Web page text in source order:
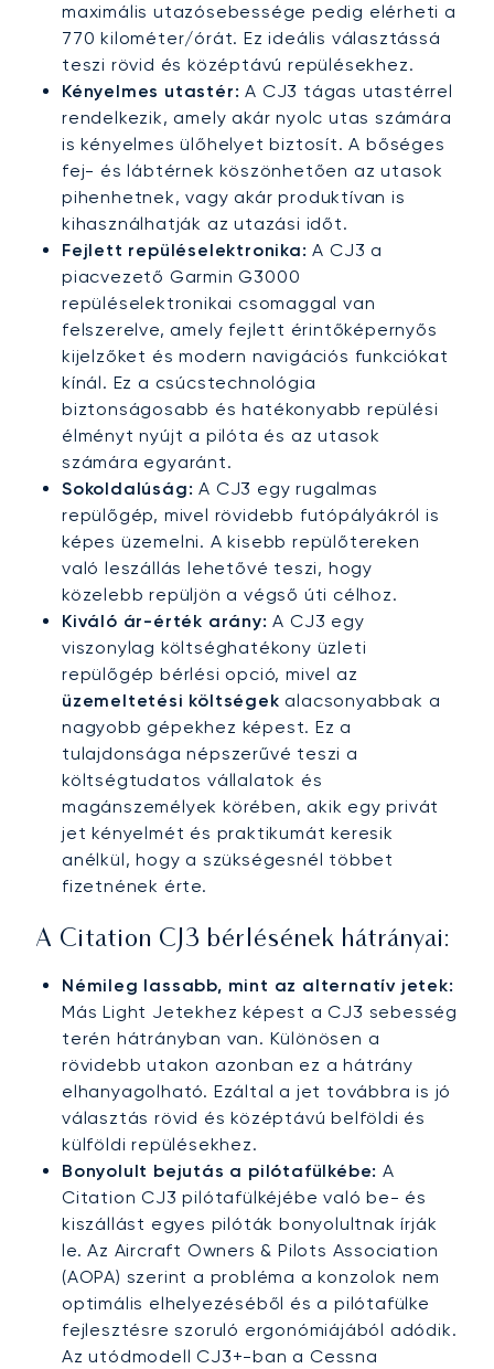
maximális utazósebessége pedig elérheti a
770 kilométer/órát. Ez ideális választássá
teszi rövid és középtávú repülésekhez.
Kényelmes utastér: A CJ3 tágas utastérrel
rendelkezik, amely akár nyolc utas számára
is kényelmes ülőhelyet biztosít. A bőséges
fej- és lábtérnek köszönhetően az utasok
pihenhetnek, vagy akár produktívan is
kihasználhatják az utazási időt.
Fejlett repüléselektronika: A CJ3 a
piacvezető Garmin G3000
repüléselektronikai csomaggal van
felszerelve, amely fejlett érintőképernyős
kijelzőket és modern navigációs funkciókat
kínál. Ez a csúcstechnológia
biztonságosabb és hatékonyabb repülési
élményt nyújt a pilóta és az utasok
számára egyaránt.
Sokoldalúság: A CJ3 egy rugalmas
repülőgép, mivel rövidebb futópályákról is
képes üzemelni. A kisebb repülőtereken
való leszállás lehetővé teszi, hogy
közelebb repüljön a végső úti célhoz.
Kiváló ár-érték arány: A CJ3 egy
viszonylag költséghatékony üzleti
repülőgép bérlési opció, mivel az
üzemeltetési költségek alacsonyabbak a
nagyobb gépekhez képest. Ez a
tulajdonsága népszerűvé teszi a
költségtudatos vállalatok és
magánszemélyek körében, akik egy privát
jet kényelmét és praktikumát keresik
anélkül, hogy a szükségesnél többet
fizetnének érte.
A Citation CJ3 bérlésének hátrányai:
Némileg lassabb, mint az alternatív jetek:
Más Light Jetekhez képest a CJ3 sebesség
terén hátrányban van. Különösen a
rövidebb utakon azonban ez a hátrány
elhanyagolható. Ezáltal a jet továbbra is jó
választás rövid és középtávú belföldi és
külföldi repülésekhez.
Bonyolult bejutás a pilótafülkébe: A
Citation CJ3 pilótafülkéjébe való be- és
kiszállást egyes pilóták bonyolultnak írják
le. Az Aircraft Owners & Pilots Association
(AOPA) szerint a probléma a konzolok nem
optimális elhelyezéséből és a pilótafülke
fejlesztésre szoruló ergonómiájából adódik.
Az utódmodell CJ3+-ban a Cessna